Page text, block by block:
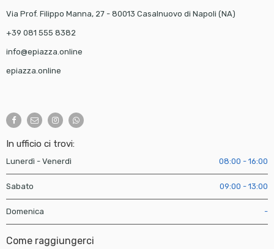
Via Prof. Filippo Manna, 27 - 80013 Casalnuovo di Napoli (NA)
+39 081 555 8382
info@epiazza.online
epiazza.online
In ufficio ci trovi:
Lunerdì - Venerdì 08:00 - 16:00
Sabato 09:00 - 13:00
Domenica -
Come raggiungerci